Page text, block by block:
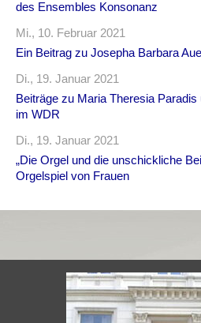
des Ensembles Konsonanz
Mi., 10. Februar 2021
Ein Beitrag zu Josepha Barbara
Di., 19. Januar 2021
Beiträge zu Maria Theresia
im WDR
Di., 19. Januar 2021
„Die Orgel und die unschickliche
Orgelspiel von Frauen